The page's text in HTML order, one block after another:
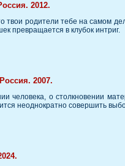
2012.
твои родители тебе на самом
превращается в клубок интриг.
2007.
человека, о столкновении
неоднократно совершить